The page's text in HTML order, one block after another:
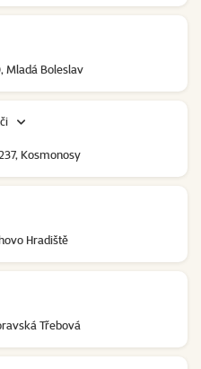
Mladá Boleslav
Kosmonosy
Hradiště
Třebová